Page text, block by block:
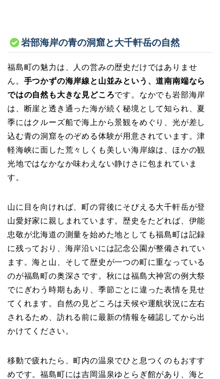
岩部海岸の青の洞窟と大千軒岳の自然
福島町の魅力は、人の営みの歴史だけではありませ
ん。 手つかずの海岸線と山並みという、道南南端なら
ではの自然も大きな見どころです。なかでも岩部海岸
は、断崖と透き通った海が続く秘境として知られ、夏
季にはクルーズ船で海上から景観をめぐり、光が差し
込む青の洞窟をのぞめる体験が用意されています。津
軽海峡に面した荒々しくも美しい海岸線は、ほかの観
光地ではなかなか味わえない静けさに包まれていま
す。
山に目を向ければ、町の背後にそびえる大千軒岳が登
山愛好家に親しまれています。歴史をたどれば、伊能
忠敬が北海道の測量を始めた地としても福島町は記録
に残っており、海岸沿いには記念公園が整備されてい
ます。海と山、そして歴史が一つの町に重なっている
のが福島町の奥深さです。秋には福島大神宮の例大祭
でにぎわう時期もあり、季節ごとに違った表情を見せ
てくれます。自然の見どころは天候や運航状況に左右
されるため、訪れる前に最新の情報を確認してから出
かけてください。
移動で疲れたら、町内の温泉でひと息つくのもおすす
めです。福島町には吉岡温泉ゆとらぎ館があり、海と